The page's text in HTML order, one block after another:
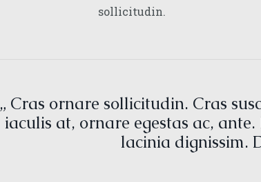
sollicitudin.
„ Cras ornare sollicitudin. Cras
iaculis at, ornare egestas ac,
lacinia dignissim.